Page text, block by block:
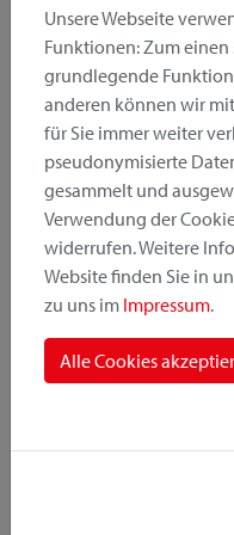
Produktkategorie
Montageposition
Befestigungssystem
Unsere Webseite
Funktionen: Zum
grundlegende
anderen können wir
für Sie immer weiter
pseudonymisierte
gesammelt und
Verwendung der
widerrufen. Weitere
Website finden Sie in
zu uns im Impressum.
Alle Cookies